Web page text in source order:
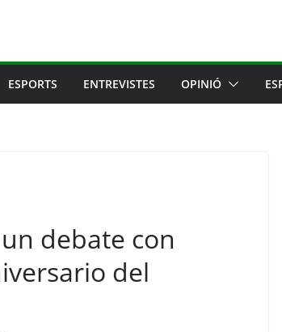
ESPORTS ENTREVISTES OPINIÓ
debate con
del